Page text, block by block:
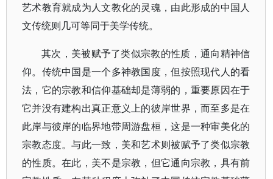
艺术教育就成为人文教化的灵魂，由此形成的中国人
文传统则几可等同于美学传统。
其次，美被赋予了类似宗教的性质，通向精神信
仰。传统中国是一个多神教国度，但按照现代人的看
法，它的宗教和信仰基础却是薄弱的，重要原因在于
它并没有建构出真正意义上的彼岸世界，而至多是在
此岸与彼岸的临界地带周游盘桓，这是一种审美化的
宗教态度。与此一致，美和艺术则被赋予了类似宗教
的性质。在此，美不是宗教，但它通向宗教，具有前